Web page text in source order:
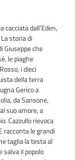
cacciata dall’Eden,
storia di
Giuseppe che
le piaghe
i dieci
della terra
Gerico a
da Sansone,
suo amore, a
Cazzullo rievoca
racconta le grandi
taglia la testa al
salva il popolo